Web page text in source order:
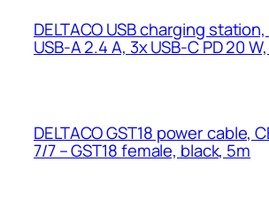
DELTACO USB charging station,
USB-A 2.4 A, 3x USB-C PD 20
DELTACO GST18 power cable,
7/7 – GST18 female, black, 5m